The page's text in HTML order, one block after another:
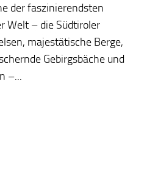
der faszinierendsten
Welt – die Südtiroler
majestätische Berge,
Gebirgsbäche und
–...